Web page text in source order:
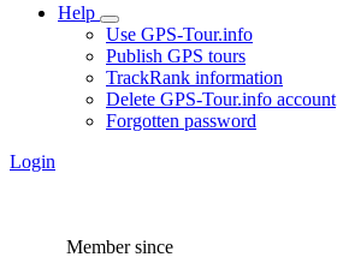
Help
Use GPS-Tour.info
Publish GPS tours
TrackRank information
Delete GPS-Tour.info account
Forgotten password
Login
Member since